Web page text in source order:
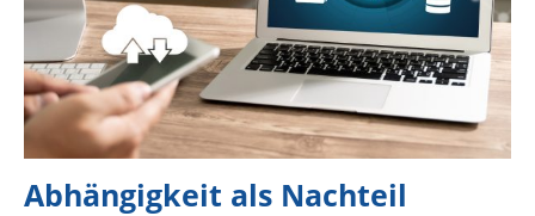
Abhängigkeit als Nachteil